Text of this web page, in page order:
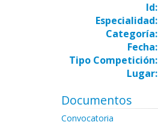
Id:
Especialidad:
Categoría:
Fecha:
Tipo Competición:
Lugar:
Documentos
Convocatoria